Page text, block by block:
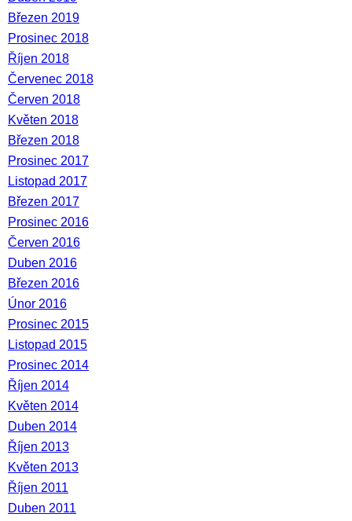
Březen 2019
Prosinec 2018
Říjen 2018
Červenec 2018
Červen 2018
Květen 2018
Březen 2018
Prosinec 2017
Listopad 2017
Březen 2017
Prosinec 2016
Červen 2016
Duben 2016
Březen 2016
Únor 2016
Prosinec 2015
Listopad 2015
Prosinec 2014
Říjen 2014
Květen 2014
Duben 2014
Říjen 2013
Květen 2013
Říjen 2011
Duben 2011